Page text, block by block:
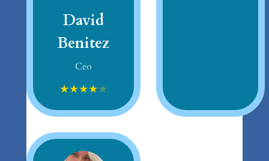
David
Benitez
Ceo
★★★★★